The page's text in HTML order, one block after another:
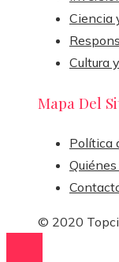
Ciencia
Cultura
Mapa Del
Política
© 2020